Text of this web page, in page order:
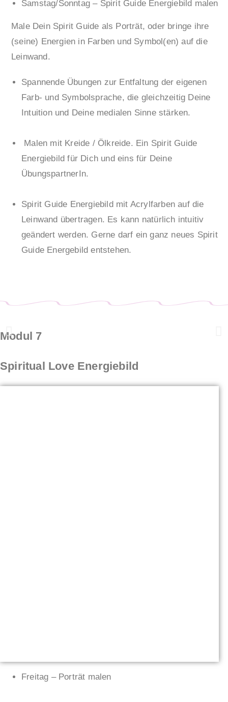
Samstag/Sonntag – Spirit Guide Energiebild malen
Male Dein Spirit Guide als Porträt, oder bringe ihre
(seine) Energien in Farben und Symbol(en) auf die
Leinwand.
Spannende Übungen zur Entfaltung der eigenen
Farb- und Symbolsprache, die gleichzeitig Deine
Intuition und Deine medialen Sinne stärken.
Malen mit Kreide / Ölkreide. Ein Spirit Guide
Energiebild für Dich und eins für Deine
ÜbungspartnerIn.
Spirit Guide Energiebild mit Acrylfarben auf die
Leinwand übertragen. Es kann natürlich intuitiv
geändert werden. Gerne darf ein ganz neues Spirit
Guide Energebild entstehen.
Modul 7
Spiritual Love Energiebild
Freitag – Porträt malen